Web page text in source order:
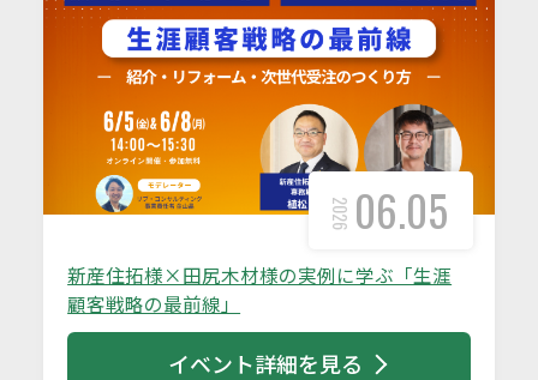
2026 06.05
新産住拓様×田尻木材様の実例に学ぶ「生涯
顧客戦略の最前線」
イベント詳細を見る